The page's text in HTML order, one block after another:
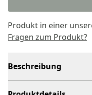
Produkt in einer
Fragen zum Produkt?
Beschreibung